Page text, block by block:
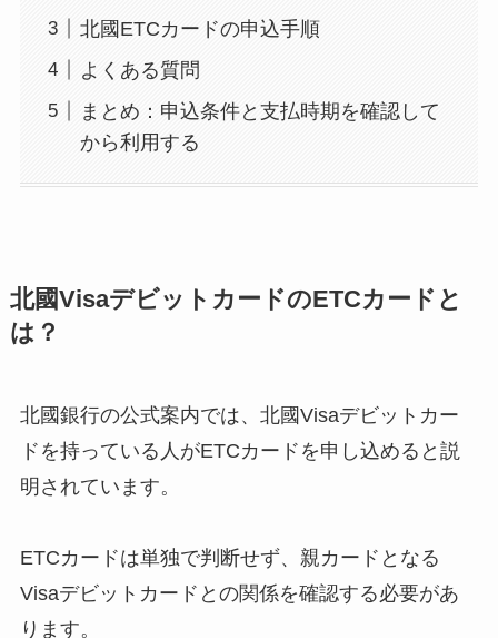
北國ETCカードの申込手順
よくある質問
まとめ：申込条件と支払時期を確認して
から利用する
北國VisaデビットカードのETCカードと
は？
北國銀行の公式案内では、北國Visaデビットカー
ドを持っている人がETCカードを申し込めると説
明されています。
ETCカードは単独で判断せず、親カードとなる
Visaデビットカードとの関係を確認する必要があ
ります。